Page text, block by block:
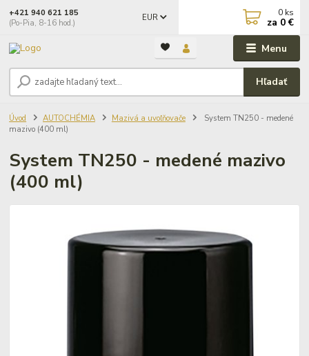
Menu
EUR
Hľadať
+421 940 621 185
(Po-Pia, 8-16 hod.)
0 ks
za 0 €
Úvod AUTOCHÉMIA Mazivá a uvoľňovače
System TN250 - medené
mazivo (400 ml)
System TN250 - medené mazivo
(400 ml)